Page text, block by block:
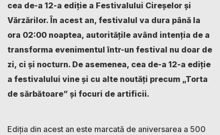
cea de-a 12-a ediție a Festivalului Cireșelor și
Vărzărilor. În acest an, festivalul va dura până la
ora 02:00 noaptea, autoritățile având intenția de a
transforma evenimentul într-un festival nu doar de
zi, ci și nocturn. De asemenea, cea de-a 12-a ediție
a festivalului vine și cu alte noutăți precum „Torta
de sărbătoare” și focuri de artificii.
Ediția din acest an este marcată de aniversarea a 500